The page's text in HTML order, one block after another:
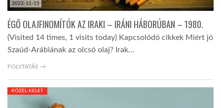
A NAP SZÉPE
LINKTR.EE
DOBRAVERO.HU
2023-11-15
ÉGŐ OLAJFINOMÍTÓK AZ IRAKI – IRÁNI HÁBORÚBAN – 1980.
(Visited 14 times, 1 visits today) Kapcsolódó cikkek Miért jó
Szaúd-Arábiának az olcsó olaj? Irak…
FOLYTATÁS →
KÖZEL-KELET